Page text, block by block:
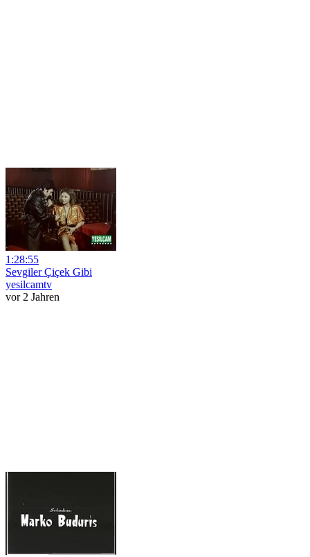
1:28:55
Sevgiler Çiçek Gibi
yesilcamtv
vor 2 Jahren